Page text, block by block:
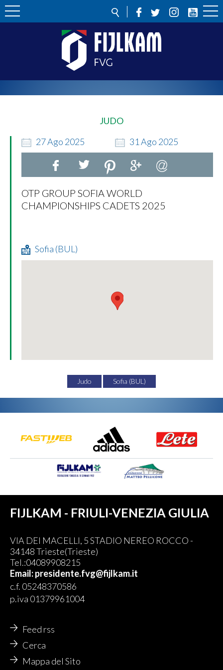
JUDO
27Ago 2025 31 Ago 2025
OTP GROUP SOFIA WORLD
CHAMPIONSHIPS CADETS 2025
Sofia (BUL)
Judo Sofia (BUL)
FIJLKAM - FRIULI-VENEZIA GIULIA
VIA DEI MACELLI, 5 STADIO NEREO ROCCO -
34148 Trieste(Trieste)
Tel.:04089908215
Email: presidente.fvg@fijlkam.it
c.f. 05248370586
p.iva 01379961004
Feed rss
Cerca
Mappa del Sito